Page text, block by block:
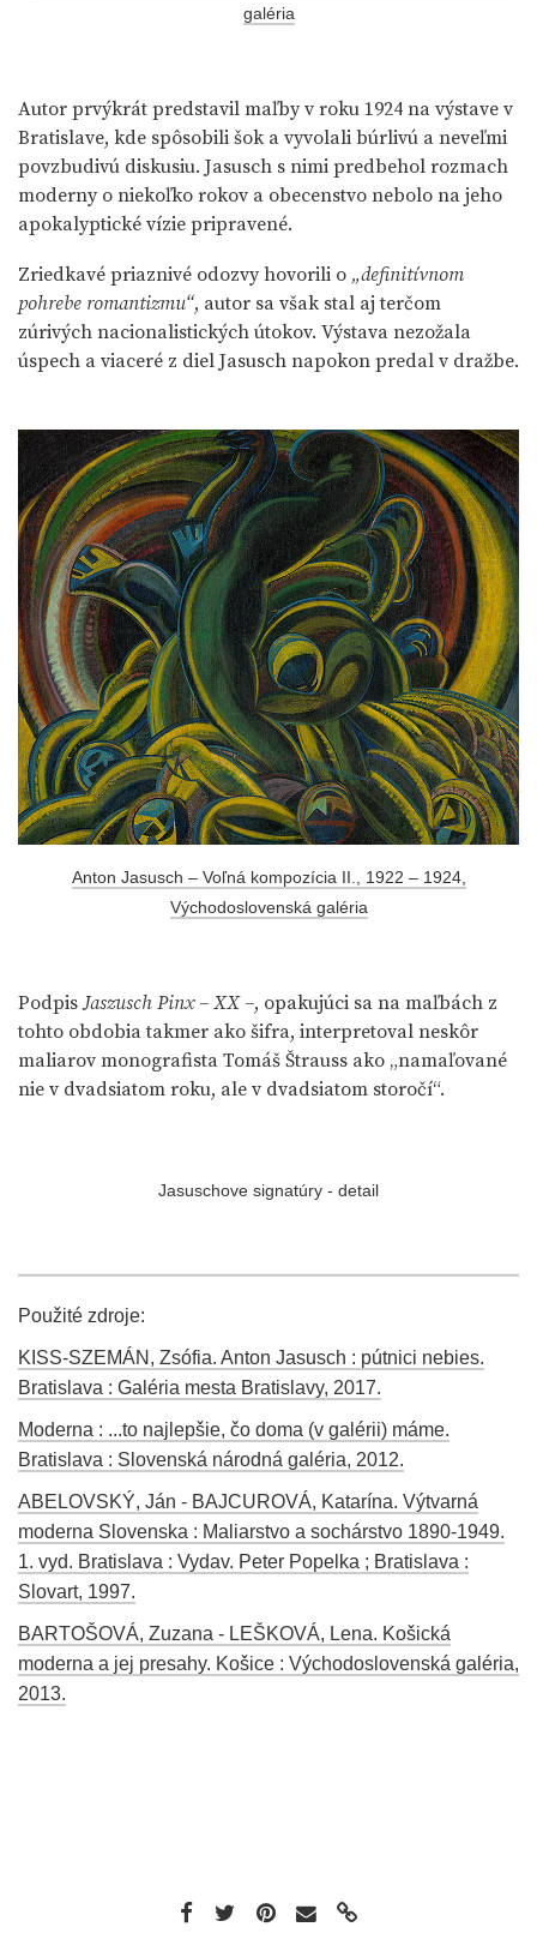
galéria
Autor prvýkrát predstavil maľby v roku 1924 na výstave v
Bratislave, kde spôsobili šok a vyvolali búrlivú a neveľmi
povzbudivú diskusiu. Jasusch s nimi predbehol rozmach
moderny o niekoľko rokov a obecenstvo nebolo na jeho
apokalyptické vízie pripravené.
Zriedkavé priaznivé odozvy hovorili o „definitívnom
pohrebe romantizmu“, autor sa však stal aj terčom
zúrivých nacionalistických útokov. Výstava nezožala
úspech a viaceré z diel Jasusch napokon predal v dražbe.
Anton Jasusch – Voľná kompozícia II., 1922 – 1924,
Východoslovenská galéria
PodpisJaszusch Pinx – XX –, opakujúci sa na maľbách z
tohto obdobia takmer ako šifra, interpretoval neskôr
maliarov monografista Tomáš Štrauss ako „namaľované
nie v dvadsiatom roku, ale v dvadsiatom storočí“.
Jasuschove signatúry - detail
Použité zdroje:
KISS-SZEMÁN, Zsófia. Anton Jasusch : pútnici nebies.
Bratislava : Galéria mesta Bratislavy, 2017.
Moderna : ...to najlepšie, čo doma (v galérii) máme.
Bratislava : Slovenská národná galéria, 2012.
ABELOVSKÝ, Ján - BAJCUROVÁ, Katarína. Výtvarná
moderna Slovenska : Maliarstvo a sochárstvo 1890-1949.
1. vyd. Bratislava : Vydav. Peter Popelka ; Bratislava :
Slovart, 1997.
BARTOŠOVÁ, Zuzana - LEŠKOVÁ, Lena. Košická
moderna a jej presahy. Košice : Východoslovenská galéria,
2013.